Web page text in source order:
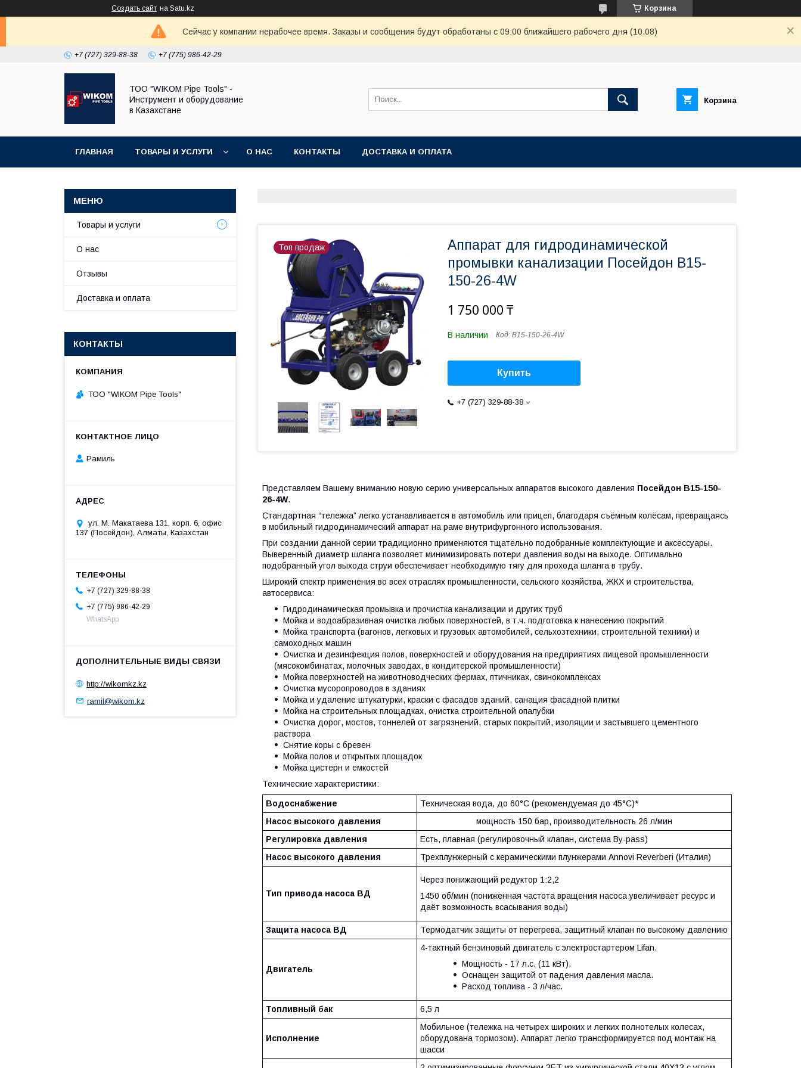
Создать сайт на Satu.kz Корзина
Сейчас у компании нерабочее время. Заказы и сообщения будут обработаны с 09:00 ближайшего рабочего дня (10.08)
+7 (727) 329-88-38 +7 (775) 986-42-29
ТОО "WIKOM Pipe Tools" -
Инструмент и оборудование
в Казахстане
Корзина
ГЛАВНАЯ ТОВАРЫ И УСЛУГИ О НАС КОНТАКТЫ ДОСТАВКА И ОПЛАТА
Топ продаж
Аппарат для гидродинамической
промывки канализации Посейдон B15-
150-26-4W
1 750 000 ₸
В наличии Код: B15-150-26-4W
Купить
+7 (727) 329-88-38
Представляем Вашему вниманию новую серию универсальных аппаратов высокого давления Посейдон B15-150-
26-4W.
Стандартная “тележка” легко устанавливается в автомобиль или прицеп, благодаря съёмным колёсам, превращаясь
в мобильный гидродинамический аппарат на раме внутрифургонного использования.
При создании данной серии традиционно применяются тщательно подобранные комплектующие и аксессуары.
Выверенный диаметр шланга позволяет минимизировать потери давления воды на выходе. Оптимально
подобранный угол выхода струи обеспечивает необходимую тягу для прохода шланга в трубу.
Широкий спектр применения во всех отраслях промышленности, сельского хозяйства, ЖКХ и строительства,
автосервиса:
Гидродинамическая промывка и прочистка канализации и других труб
Мойка и водоабразивная очистка любых поверхностей, в т.ч. подготовка к нанесению покрытий
Мойка транспорта (вагонов, легковых и грузовых автомобилей, сельхозтехники, строительной техники) и
самоходных машин
Очистка и дезинфекция полов, поверхностей и оборудования на предприятиях пищевой промышленности
(мясокомбинатах, молочных заводах, в кондитерской промышленности)
Мойка поверхностей на животноводческих фермах, птичниках, свинокомплексах
Очистка мусоропроводов в зданиях
Мойка и удаление штукатурки, краски с фасадов зданий, санация фасадной плитки
Мойка на строительных площадках, очистка строительной опалубки
Очистка дорог, мостов, тоннелей от загрязнений, старых покрытий, изоляции и застывшего цементного
раствора
Снятие коры с бревен
Мойка полов и открытых площадок
Мойка цистерн и емкостей
Технические характеристики:
Водоснабжение
Техническая вода, до 60°С (рекомендуемая до 45°С)*
Насос высокого давления
мощность 150 бар, производительность 26 л/мин
Регулировка давления
Есть, плавная (регулировочный клапан, система By-pass)
Насос высокого давления
Трехплунжерный с керамическими плунжерами Annovi Reverberi (Италия)
Тип привода насоса ВД
Через понижающий редуктор 1:2,2
1450 об/мин (пониженная частота вращения насоса увеличивает ресурс и
даёт возможность всасывания воды)
Защита насоса ВД Термодатчик защиты от перегрева, защитный клапан по высокому давлению
Двигатель
4-тактный бензиновый двигатель с электростартером Lifan.
Мощность - 17 л.с. (11 кВт).
Оснащен защитой от падения давления масла.
Расход топлива - 3 л/час.
Топливный бак 6,5 л
Исполнение
Мобильное (тележка на четырех широких и легких полнотелых колесах,
оборудована тормозом). Аппарат легко трансформируется под монтаж на
шасси
Товары и услуги
О нас
Отзывы
Доставка и оплата
КОНТАКТЫ
ТОО "WIKOM Pipe Tools"
Рамиль
ул. М. Макатаева 131, корп. 6, офис
137 (Посейдон), Алматы, Казахстан
+7 (727) 329-88-38
+7 (775) 986-42-29
WhatsApp
http://wikomkz.kz
ramil@wikom.kz